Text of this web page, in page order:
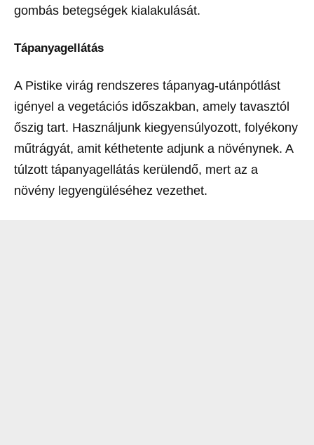
gombás betegségek kialakulását.
Tápanyagellátás
A Pistike virág rendszeres tápanyag-utánpótlást
igényel a vegetációs időszakban, amely tavasztól
őszig tart. Használjunk kiegyensúlyozott, folyékony
műtrágyát, amit kéthetente adjunk a növénynek. A
túlzott tápanyagellátás kerülendő, mert az a
növény legyengüléséhez vezethet.